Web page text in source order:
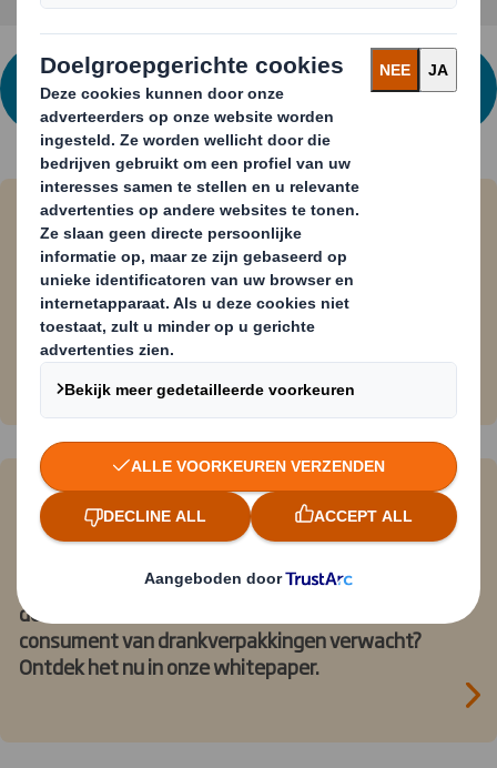
NEEM CONTACT OP VOOR MEER
INFORMATIE
Win the shelf, win the shopper
Bekijk de webinar “Win the shelf, win the
shopper”, waarin wordt ingegaan op de rol van
hoogwaardige print op golfkarton binnen de
moderne retailomgeving.
Trends- & insights report
drankverpakkingen Benelux
Bent u nog op de hoogte van de laatste trends in
de drankenindustrie? En weet u wat de
consument van drankverpakkingen verwacht?
Ontdek het nu in onze whitepaper.